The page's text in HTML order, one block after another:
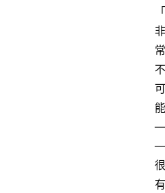
「
非
常
不
可
能
—
—
很
有